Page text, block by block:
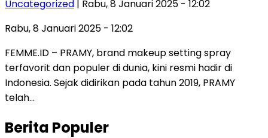
Uncategorized | Rabu, 8 Januari 2025 - 12:02
Rabu, 8 Januari 2025 - 12:02
FEMME.ID – PRAMY, brand makeup setting spray
terfavorit dan populer di dunia, kini resmi hadir di
Indonesia. Sejak didirikan pada tahun 2019, PRAMY
telah…
Berita Populer